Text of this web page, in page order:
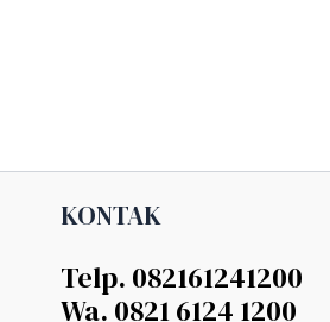
KONTAK
Telp. 082161241200
Wa. 0821 6124 1200